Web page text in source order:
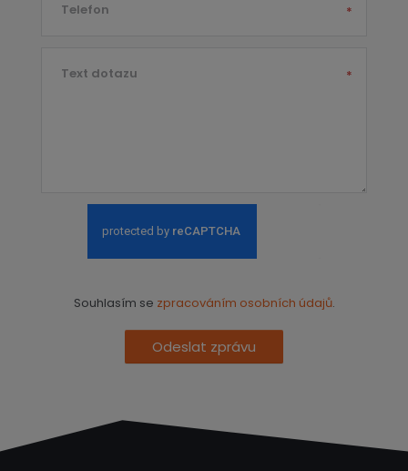
Telefon *
Text dotazu *
Odeslat zprávu
Souhlasím se zpracováním osobních údajů.